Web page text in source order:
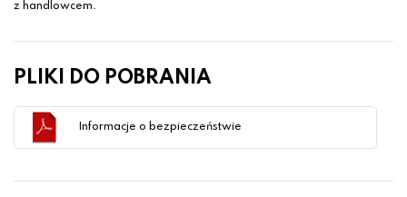
z handlowcem.
PLIKI DO POBRANIA
Informacje o bezpieczeństwie